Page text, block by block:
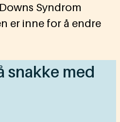
Syndrom
er inne for å endre
snakke med